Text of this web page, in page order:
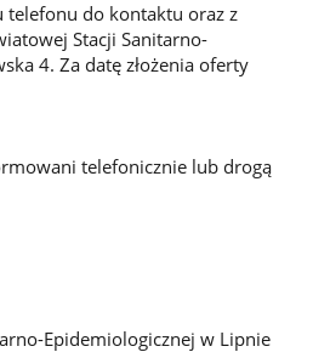
telefonu do kontaktu oraz z
Stacji Sanitarno-
4. Za datę złożenia oferty
telefonicznie lub drogą
Epidemiologicznej w Lipnie